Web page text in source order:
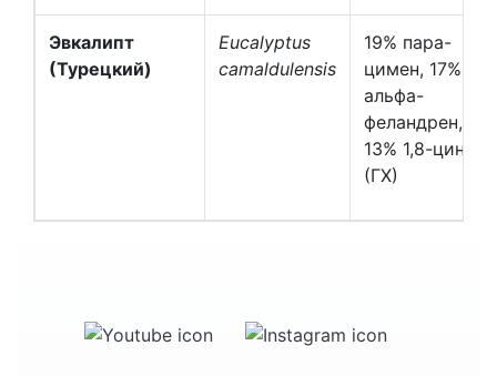
Эвкалипт
(Турецкий)
Eucalyptus
camaldulensis
19% пара-
цимен, 17%
альфа-
феландрен,
13% 1,8-цинеол
(ГХ)